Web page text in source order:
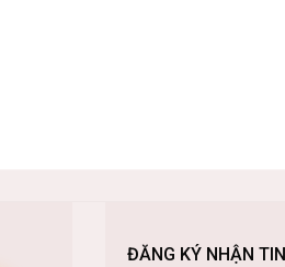
ĐĂNG KÝ NHẬN TIN